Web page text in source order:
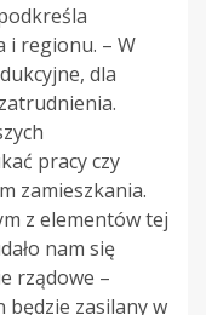
i regionu. – W
dla
pracy czy
zamieszkania.
z elementów tej
nam się
rządowe –
będzie zasilany w